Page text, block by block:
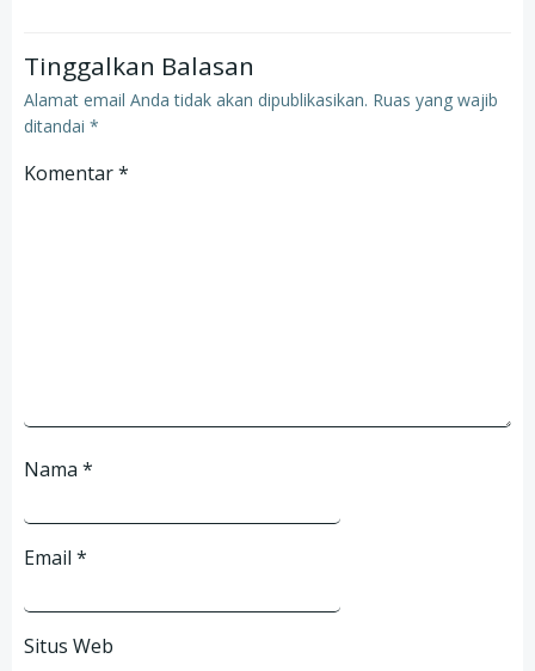
Tinggalkan Balasan
Alamat email Anda tidak akan dipublikasikan. Ruas yang wajib
ditandai *
Komentar*
Nama *
Email *
Situs Web